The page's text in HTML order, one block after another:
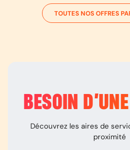
TOUTES NOS OFFRES
BESOIN D’
Découvrez les aires de
proximité